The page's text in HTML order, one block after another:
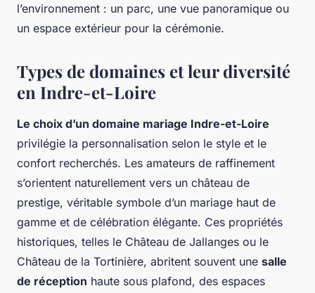
l’environnement : un parc, une vue panoramique ou
un espace extérieur pour la cérémonie.
Types de domaines et leur diversité
en Indre-et-Loire
Le choix d’un domaine mariage Indre-et-Loire
privilégie la personnalisation selon le style et le
confort recherchés. Les amateurs de raffinement
s’orientent naturellement vers un château de
prestige, véritable symbole d’un mariage haut de
gamme et de célébration élégante. Ces propriétés
historiques, telles le Château de Jallanges ou le
Château de la Tortinière, abritent souvent une salle
de réception haute sous plafond, des espaces